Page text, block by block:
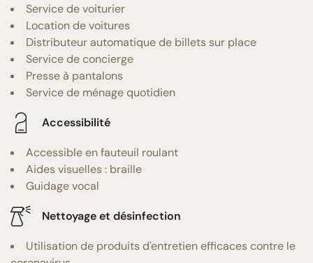
Service de voiturier
Location de voitures
Distributeur automatique de billets sur place
Service de concierge
Presse à pantalons
Service de ménage quotidien
Accessibilité
Accessible en fauteuil roulant
Aides visuelles : braille
Guidage vocal
Nettoyage et désinfection
Utilisation de produits d'entretien efficaces contre le